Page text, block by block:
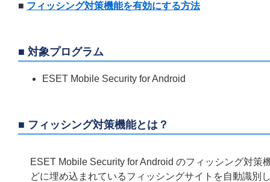
■ フィッシング対策機能を有効にする方法
■ 対象プログラム
ESET Mobile Security for Android
■ フィッシング対策機能とは？
ESET Mobile Security for Android のフィッシング対
どに埋め込まれているフィッシングサイトを自動識別